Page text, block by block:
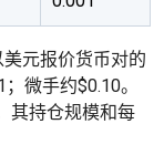
元报价货币对的
微手约$0.10。
其持仓规模和每